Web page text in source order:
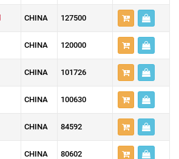
CHINA 127500
CHINA 120000
CHINA 101726
CHINA 100630
CHINA 84592
CHINA 80602